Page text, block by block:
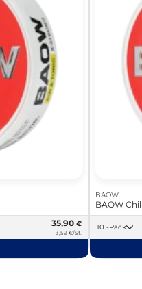
35,90 €
3,59 €/St.
BAOW
BAOW
10 -Pack